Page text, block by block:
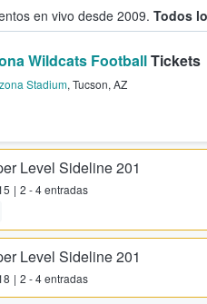
en vivo desde 2009. Todos
de entradas entre
Wildcats FootballTickets
Stadium, Tucson, AZ
Level Sideline 201
2 - 4 entradas
Level Sideline 201
2 - 4 entradas